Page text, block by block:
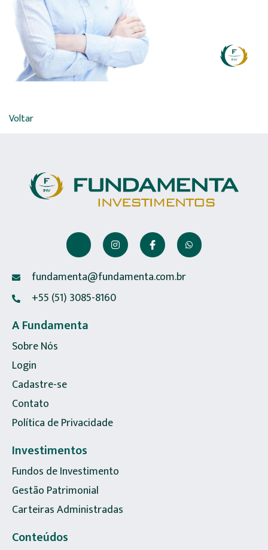
Voltar
fundamenta@fundamenta.com.br
+55 (51) 3085-8160
A Fundamenta
Sobre Nós
Login
Cadastre-se
Contato
Política de Privacidade
Investimentos
Fundos de Investimento
Gestão Patrimonial
Carteiras Administradas
Conteúdos